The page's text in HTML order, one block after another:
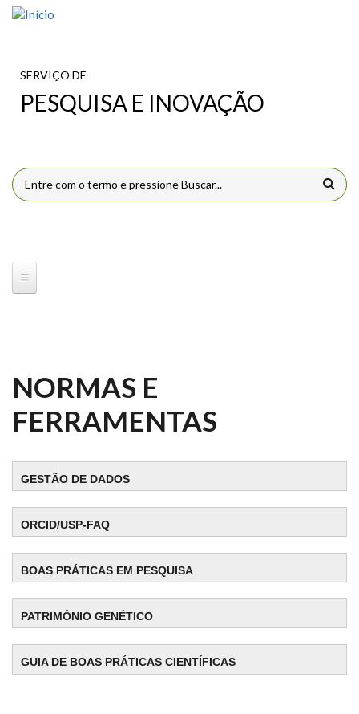
Pular para o conteúdo principal
SERVIÇO DE
PESQUISA E INOVAÇÃO
FORMULÁRIO DE BUSCA
NORMAS E
FERRAMENTAS
GESTÃO DE DADOS
ORCID/USP-FAQ
BOAS PRÁTICAS EM PESQUISA
PATRIMÔNIO GENÉTICO
GUIA DE BOAS PRÁTICAS CIENTÍFICAS